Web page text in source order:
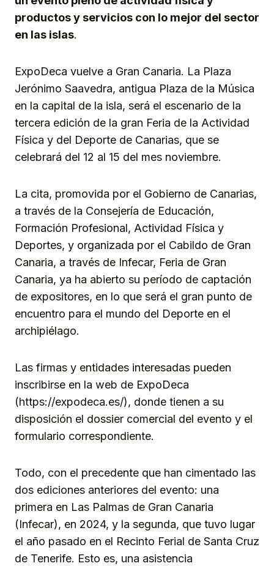
productos y servicios con lo mejor del sector
en las islas.
ExpoDeca vuelve a Gran Canaria. La Plaza
Jerónimo Saavedra, antigua Plaza de la Música
en la capital de la isla, será el escenario de la
tercera edición de la gran Feria de la Actividad
Física y del Deporte de Canarias, que se
celebrará del 12 al 15 del mes noviembre.
La cita, promovida por el Gobierno de Canarias,
a través de la Consejería de Educación,
Formación Profesional, Actividad Física y
Deportes, y organizada por el Cabildo de Gran
Canaria, a través de Infecar, Feria de Gran
Canaria, ya ha abierto su período de captación
de expositores, en lo que será el gran punto de
encuentro para el mundo del Deporte en el
archipiélago.
Las firmas y entidades interesadas pueden
inscribirse en la web de ExpoDeca
(https://expodeca.es/), donde tienen a su
disposición el dossier comercial del evento y el
formulario correspondiente.
Todo, con el precedente que han cimentado las
dos ediciones anteriores del evento: una
primera en Las Palmas de Gran Canaria
(Infecar), en 2024, y la segunda, que tuvo lugar
el año pasado en el Recinto Ferial de Santa Cruz
de Tenerife. Esto es, una asistencia